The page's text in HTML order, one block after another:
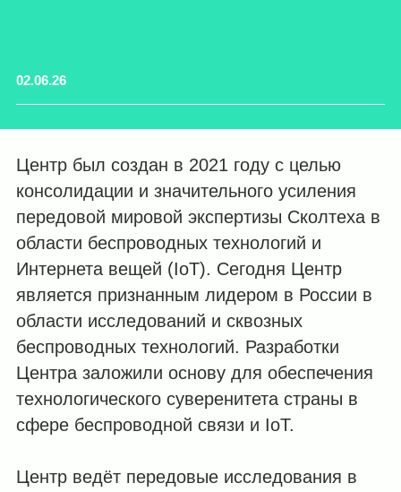
02.06.26
Центр был создан в 2021 году с целью
консолидации и значительного усиления
передовой мировой экспертизы Сколтеха в
области беспроводных технологий и
Интернета вещей (IoT). Сегодня Центр
является признанным лидером в России в
области исследований и сквозных
беспроводных технологий. Разработки
Центра заложили основу для обеспечения
технологического суверенитета страны в
сфере беспроводной связи и IoT.
Центр ведёт передовые исследования в